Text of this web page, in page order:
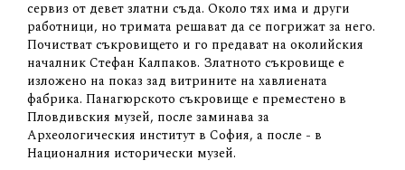
сервиз от девет златни съда. Около тях има и други
работници, но тримата решават да се погрижат за него.
Почистват съкровището и го предават на околийския
началник Стефан Калпаков. Златното съкровище е
изложено на показ зад витрините на хавлиената
фабрика. Панагюрското съкровище е преместено в
Пловдивския музей, после заминава за
Археологическия институт в София, а после - в
Националния исторически музей.